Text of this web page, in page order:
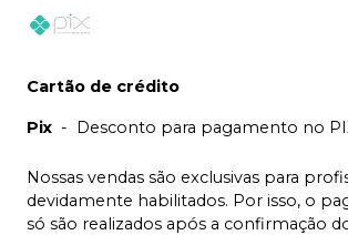
Cartão de crédito
Pix - Desconto para pagamento no
Nossas vendas são exclusivas para
devidamente habilitados. Por isso, o
só são realizados após a confirmação